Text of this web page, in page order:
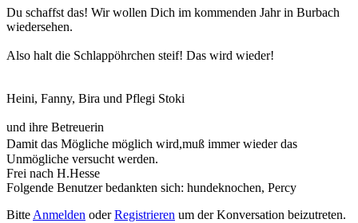
Du schaffst das! Wir wollen Dich im kommenden Jahr in Burbach
wiedersehen.
Also halt die Schlappöhrchen steif! Das wird wieder!
Heini, Fanny, Bira und Pflegi Stoki
und ihre Betreuerin
Damit das Mögliche möglich wird,muß immer wieder das
Unmögliche versucht werden.
Frei nach H.Hesse
Folgende Benutzer bedankten sich: hundeknochen, Percy
BitteAnmelden oderRegistrieren um der Konversation beizutreten.